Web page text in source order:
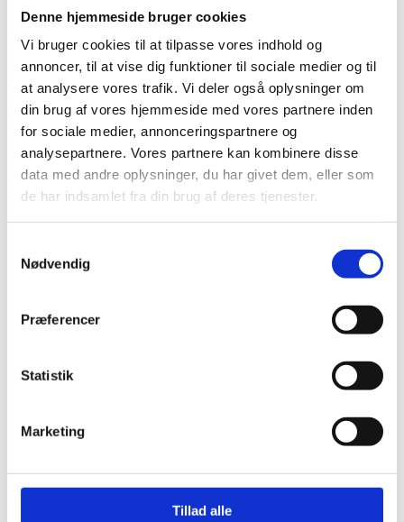
Denne hjemmeside bruger cookies
Vi bruger cookies til at tilpasse vores indhold og
annoncer, til at vise dig funktioner til sociale medier og til
at analysere vores trafik. Vi deler også oplysninger om
din brug af vores hjemmeside med vores partnere inden
for sociale medier, annonceringspartnere og
analysepartnere. Vores partnere kan kombinere disse
data med andre oplysninger, du har givet dem, eller som
de har indsamlet fra din brug af deres tjenester.
Nødvendig
Præferencer
Statistik
Marketing
Tillad alle
Det kristne livssyn
Udviklingssyn
Hvordan arbejder vi?
Folkelig forankring
Bestyrelse og Bevillingsudvalg
Økonomi
Medlemmer og partnere
Sekretariatet
Se flere kontaktoplysninger
Kalender
for at vende tilbage til forsiden.